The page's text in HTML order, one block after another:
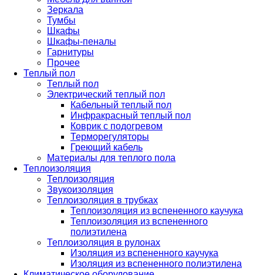
Зеркала
Тумбы
Шкафы
Шкафы-пеналы
Гарнитуры
Прочее
Теплый пол
Теплый пол
Электрический теплый пол
Кабельный теплый пол
Инфракрасный теплый пол
Коврик с подогревом
Терморегуляторы
Греющий кабель
Материалы для теплого пола
Теплоизоляция
Теплоизоляция
Звукоизоляция
Теплоизоляция в трубках
Теплоизоляция из вспененного каучука
Теплоизоляция из вспененного
полиэтилена
Теплоизоляция в рулонах
Изоляция из вспененного каучука
Изоляция из вспененного полиэтилена